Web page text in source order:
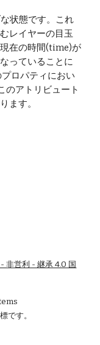
状態です。これ
レイヤーの目玉
在の時間(time)が
っていることに
ロパティにおい
のアトリビュート
ます。
非営利 - 継承 4.0 国
です。